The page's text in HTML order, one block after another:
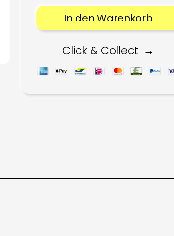
In den Warenkorb
Click & Collect